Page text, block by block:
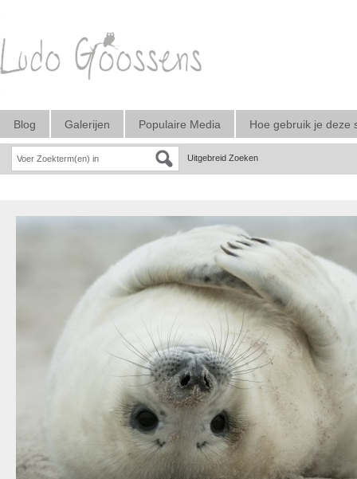
Blog Galerijen Populaire Media Hoe gebruik je deze
Uitgebreid Zoeken